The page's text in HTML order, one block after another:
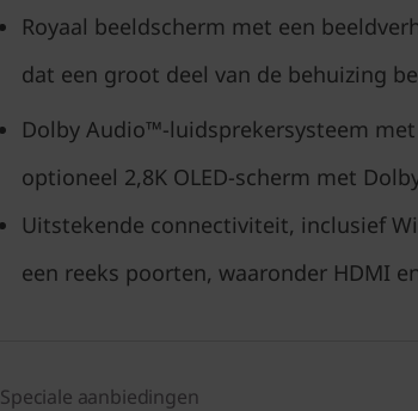
Royaal beeldscherm met een
dat een groot deel van de behuizing
Dolby Audio™-luidsprekersysteem
optioneel 2,8K OLED-scherm met
Uitstekende connectiviteit, inclusief
een reeks poorten, waaronder HDMI
Speciale aanbiedingen